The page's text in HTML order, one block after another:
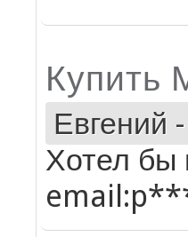
Купить
Евгений -
Хотел бы